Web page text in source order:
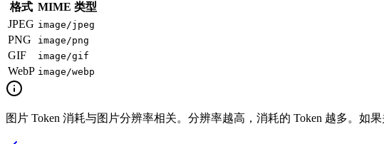
格式 MIME 类型
JPEG image/jpeg
PNG image/png
GIF image/gif
WebP image/webp
图片 Token 消耗与图片分辨率相关。分辨率越高，消耗的 Token 越多。如